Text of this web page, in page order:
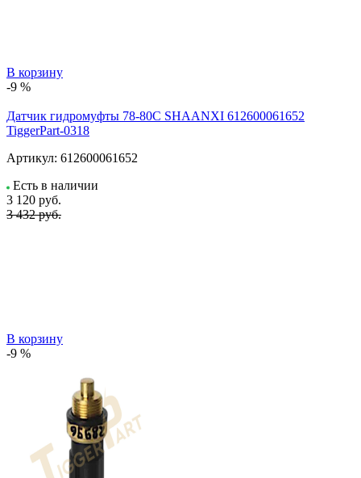
В корзину
-9 %
Датчик гидромуфты 78-80C SHAANXI 612600061652
TiggerPart-0318
Артикул: 612600061652
Есть в наличии
3 120 руб.
3 432 руб.
В корзину
-9 %